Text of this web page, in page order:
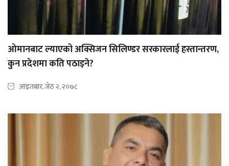
ओमानबाट ल्याएको अक्सिजन सिलिण्डर सरकारलाई हस्तान्तरण,
कुन प्रदेशमा कति पठाइने?
आइतबार, जेठ २, २०७८